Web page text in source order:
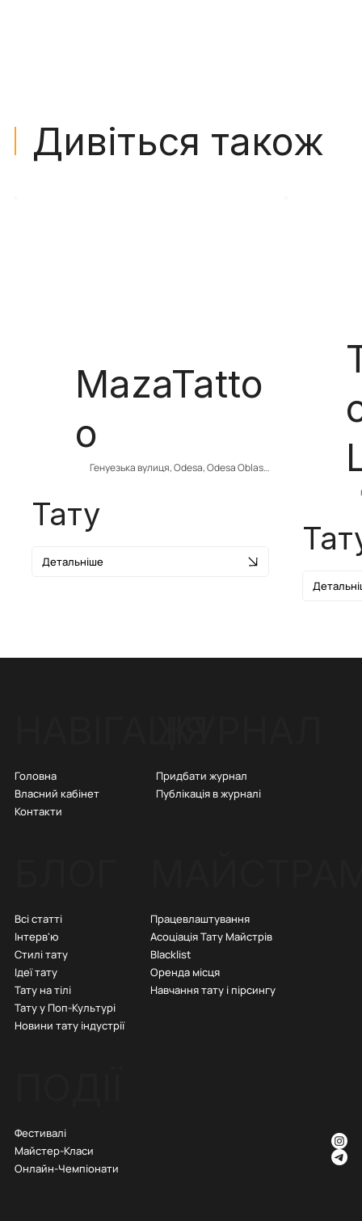
Дивіться також
MazaTatto
o
Генуезька вулиця, Odesa, Odesa Oblast,
Тату
Детальніше
Головна
Власний кабінет
Контакти
Придбати журнал
Публікація в журналі
Всі статті
Інтерв'ю
Стилі тату
Ідеї тату
Тату на тілі
Тату у Поп-Культурі
Новини тату індустрії
Працевлаштування
Асоціація Тату Майстрів
Blacklist
Оренда місця
Навчання тату і пірсингу
Фестивалі
Майстер-Класи
Онлайн-Чемпіонати